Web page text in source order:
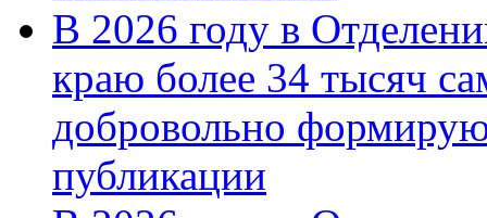
В 2026 году в
краю более 34 тысяч
добровольно
публикации